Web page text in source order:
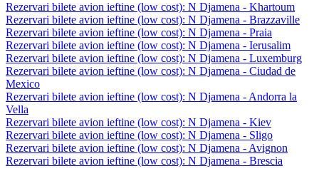
Rezervari bilete avion ieftine (low cost): N Djamena - Khartoum
Rezervari bilete avion ieftine (low cost): N Djamena - Brazzaville
Rezervari bilete avion ieftine (low cost): N Djamena - Praia
Rezervari bilete avion ieftine (low cost): N Djamena - Ierusalim
Rezervari bilete avion ieftine (low cost): N Djamena - Luxemburg
Rezervari bilete avion ieftine (low cost): N Djamena - Ciudad de
Mexico
Rezervari bilete avion ieftine (low cost): N Djamena - Andorra la
Vella
Rezervari bilete avion ieftine (low cost): N Djamena - Kiev
Rezervari bilete avion ieftine (low cost): N Djamena - Sligo
Rezervari bilete avion ieftine (low cost): N Djamena - Avignon
Rezervari bilete avion ieftine (low cost): N Djamena - Brescia